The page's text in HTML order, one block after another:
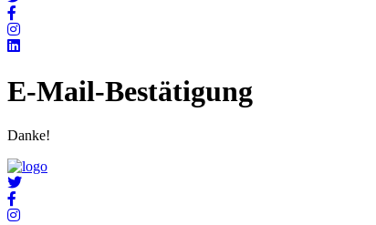
E-Mail-Bestätigung
Danke!